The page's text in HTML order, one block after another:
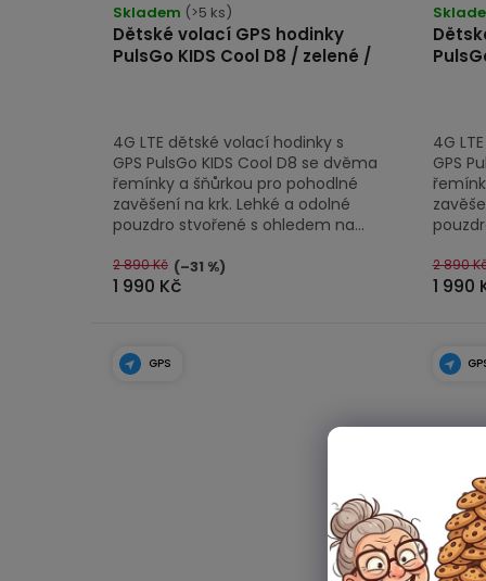
Dětské volací GPS hodinky
PulsGo KIDS Cool D8 / zelené /
Skladem (>5 ks)
1 990 Kč
2 890 Kč (–31 %)
4G LTE dětské volací hodinky s
GPS PulsGo KIDS Cool D8 se dvěma
řemínky a šňůrkou pro pohodlné
zavěšení na krk. Lehké a odolné
pouzdro stvořené s ohledem na...
1 990
2 890
4G
GPS
GPS